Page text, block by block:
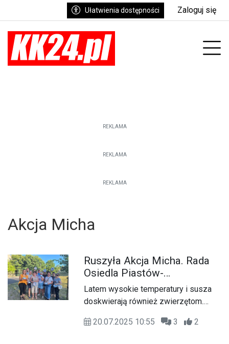
Ułatwienia dostępności Zaloguj się
REKLAMA
REKLAMA
REKLAMA
Akcja Micha
Ruszyła Akcja Micha. Rada
Osiedla Piastów-
Powstańców Śląskich
zachęca swoich
mieszkańców do wsparcia
zwierzaków podczas upałów
Latem wysokie temperatury i susza
doskwierają również zwierzętom.
Powstańców Śląskich także w tym
20.07.2025 10:55 3 2